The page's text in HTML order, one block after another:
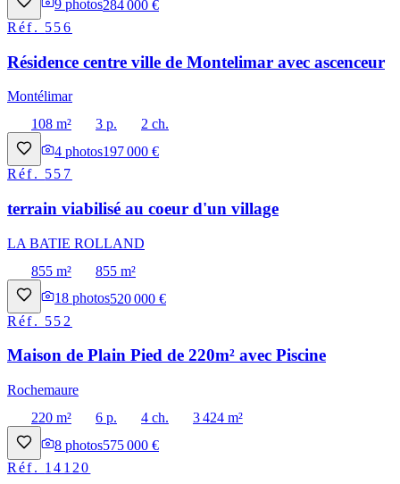
9 photos284 000 €
Réf. 556
Résidence centre ville de Montelimar avec ascenceur
Montélimar
108 m²
3 p.
2 ch.
4 photos197 000 €
Réf. 557
terrain viabilisé au coeur d'un village
LA BATIE ROLLAND
855 m²
855 m²
18 photos520 000 €
Réf. 552
Maison de Plain Pied de 220m² avec Piscine
Rochemaure
220 m²
6 p. 4 ch.
3 424 m²
8 photos575 000 €
Réf. 14120